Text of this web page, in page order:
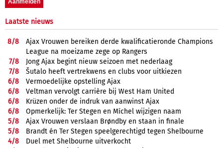
Laatste nieuws
8/8
Ajax Vrouwen bereiken derde kwalificatieronde Champions
League na moeizame zege op Rangers
7/8
Jong Ajax begint nieuw seizoen met nederlaag
7/8
Šutalo heeft vertrekwens en clubs voor uitkiezen
6/8
Vermoedelijke opstelling Ajax
6/8
Veltman vervolgt carrière bij West Ham United
6/8
Krüzen onder de indruk van aanwinst Ajax
6/8
Opmerkelijk: Ter Stegen en Míchel wijzigen naam
5/8
Ajax Vrouwen verslaan Brøndby en staan in finale
5/8
Brandt én Ter Stegen speelgerechtigd tegen Shelbourne
4/8
Duel met Shelbourne uitverkocht